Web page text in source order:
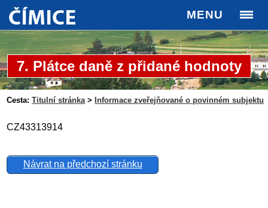
MENU
7. Plátce daně z přidané hodnoty
Cesta: Titulní stránka> Informace zveřejňované o povinném subjektu
CZ43313914
Návrat na předchozí stránku